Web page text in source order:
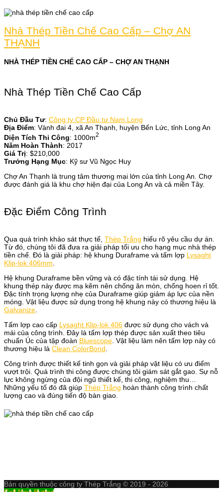
Nhà Thép Tiền Chế Cao Cấp – Chợ AN
THẠNH
NHÀ THÉP TIỀN CHẾ CAO CẤP – CHỢ AN THẠNH
Nhà Thép Tiền Chế Cao Cấp
Chủ Đầu Tư: Công ty CP Đầu tư Nam Long
Địa Điểm: Vành đai 4, xã An Thạnh, huyện Bến Lức, tỉnh Long An
Diện Tích Thi Công: 1000m2
Năm Hoàn Thành: 2017
Giá Trị: $210,000
Trưởng Hạng Mục: Kỹ sư Vũ Ngọc Huy
Chợ An Thạnh là trung tâm thương mại lớn của tỉnh Long An. Chợ
được đánh giá là khu chợ hiện đại của Long An và cả miền Tây.
Đặc Điểm Công Trình
Qua quá trình khảo sát thực tế, Thép Trắng hiểu rõ yêu cầu dự án.
Từ đó, chúng tôi đã đưa ra giải pháp tối ưu cho hạng mục nhà thép
tiền chế. Đó là giải pháp: hệ khung Duraframe và tấm lợp Lysaght
Klip-lok 406mm
Hệ khung Duraframe bền vững và có đặc tính tái sử dụng. Hệ
khung thép này được mạ kẽm nên chống ăn mòn, chống hoen rỉ tốt.
Đặc tính trọng lượng nhẹ của Duraframe giúp giảm áp lực của nền
móng. Vật liệu được sử dụng trong hệ khung này có thương hiệu là
Galvanize
Tấm lợp cao cấp Lysaght Klip-lok 406 được sử dụng cho vách và
mái của công trình. Đây là tấm lợp thép được sản xuất theo tiêu
chuẩn Úc của tập đoàn Bluescope . Vật liệu làm nên tấm lợp này có
thương hiệu là Clean ColorBond
Công trình được thiết kế tinh gọn và giải pháp vật liệu có ưu điểm
vượt trội. Quá trình thi công được chúng tôi giám sát gắt gao. Sự nỗ
lực không ngừng của đội ngũ thiết kế, thi công, nghiệm thu…
Những yếu tố đó đã giúp Thép Trắng hoàn thành công trình chất
lượng cao và đúng tiến độ bàn giao.
Bản quyền thuộc công ty Thép Trắng © 2019 - 2026